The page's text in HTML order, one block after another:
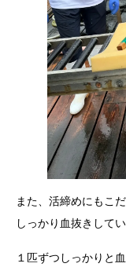
また、活締めにもこ
しっかり血抜きしてい
１匹ずつしっかりと